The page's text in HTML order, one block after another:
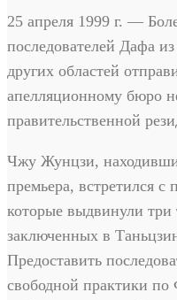
25 апреля 1999 г. —
последователей Дафа
других областей
апелляционному бюро
правительственной
Чжу Жунцзи,
премьера, встретился с
которые выдвинули три
заключенных в
Предоставить
свободной практики